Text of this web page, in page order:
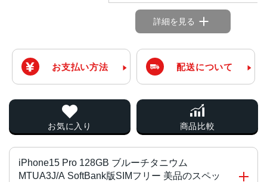
詳細を見る
お支払い方法 配送について
お気に入り 商品比較
iPhone15 Pro 128GB ブルーチタニウム
MTUA3J/A SoftBank版SIMフリー 美品のスペッ